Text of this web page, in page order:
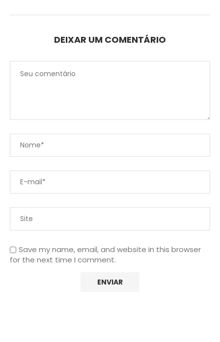
DEIXAR UM COMENTÁRIO
Save my name, email, and website in this browser
for the next time I comment.